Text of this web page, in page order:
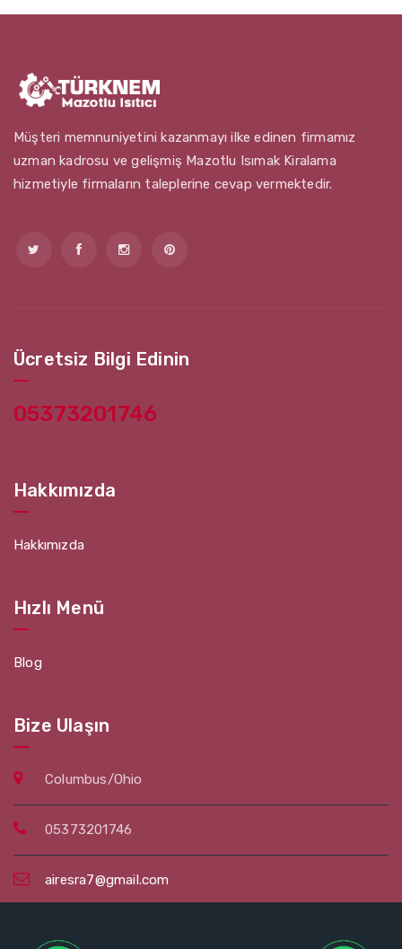
Müşteri memnuniyetini kazanmayı ilke edinen firmamız
uzman kadrosu ve gelişmiş Mazotlu Isımak Kiralama
hizmetiyle firmaların taleplerine cevap vermektedir.
Ücretsiz Bilgi Edinin
05373201746
Hakkımızda
Hakkımızda
Hızlı Menü
Blog
Bize Ulaşın
Columbus/Ohio
05373201746
airesra7@gmail.com